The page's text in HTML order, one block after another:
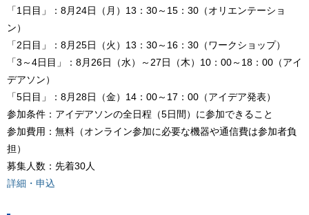
「1日目」：8月24日（月）13：30～15：30（オリエンテーショ
ン）
「2日目」：8月25日（火）13：30～16：30（ワークショップ）
「3～4日目」：8月26日（水）～27日（木）10：00～18：00（アイ
デアソン）
「5日目」：8月28日（金）14：00～17：00（アイデア発表）
参加条件：アイデアソンの全日程（5日間）に参加できること
参加費用：無料（オンライン参加に必要な機器や通信費は参加者負
担）
募集人数：先着30人
詳細・申込